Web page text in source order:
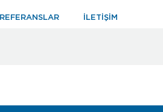
REFERANSLAR İLETİŞİM